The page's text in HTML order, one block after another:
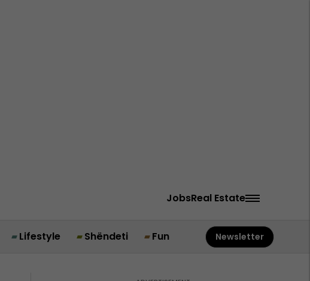
JobsReal Estate
Lifestyle Shëndeti Fun Newsletter